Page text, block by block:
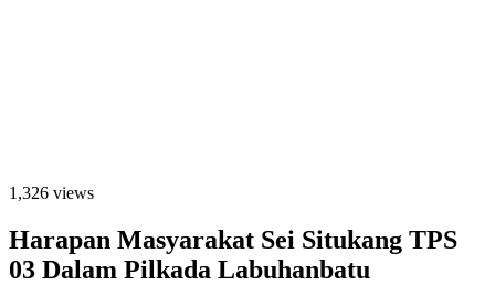
1,326 views
Harapan Masyarakat Sei Situkang TPS
03 Dalam Pilkada Labuhanbatu